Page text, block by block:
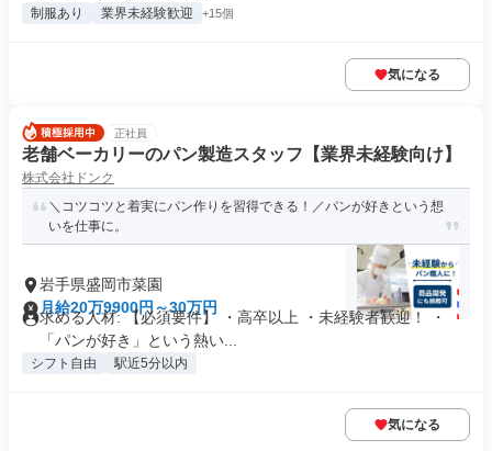
制服あり 業界未経験歓迎 +15個
気になる
正社員
老舗ベーカリーのパン製造スタッフ【業界未経験向け】
株式会社ドンク
＼コツコツと着実にパン作りを習得できる！／パンが好きという想
いを仕事に。
岩手県盛岡市菜園
月給20万9900円～30万円
求める人材: 【必須要件】 ・高卒以上 ・未経験者歓迎！ ・
「パンが好き」という熱い...
シフト自由 駅近5分以内
気になる